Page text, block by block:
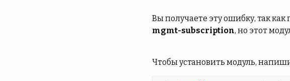
Вы получаете эту ошибку, так
mgmt-subscription, но этот
Чтобы установить модуль,